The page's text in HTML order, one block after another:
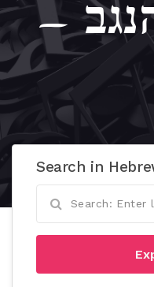
Search in